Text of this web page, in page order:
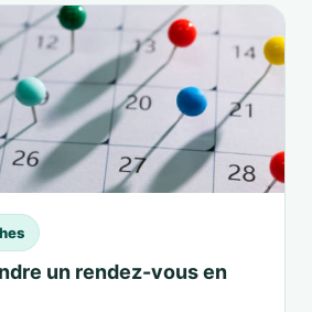
un rendez-vous en